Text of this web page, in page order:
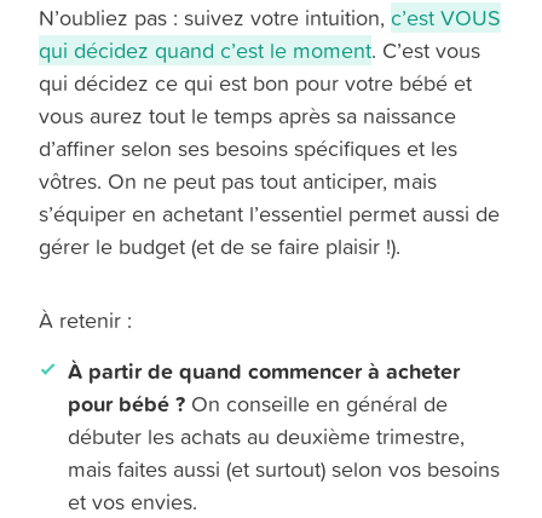
N’oubliez pas : suivez votre intuition, c’est VOUS
qui décidez quand c’est le moment. C’est vous
qui décidez ce qui est bon pour votre bébé et
vous aurez tout le temps après sa naissance
d’affiner selon ses besoins spécifiques et les
vôtres. On ne peut pas tout anticiper, mais
s’équiper en achetant l’essentiel permet aussi de
gérer le budget (et de se faire plaisir !).
À retenir :
À partir de quand commencer à acheter
pour bébé ? On conseille en général de
débuter les achats au deuxième trimestre,
mais faites aussi (et surtout) selon vos besoins
et vos envies.